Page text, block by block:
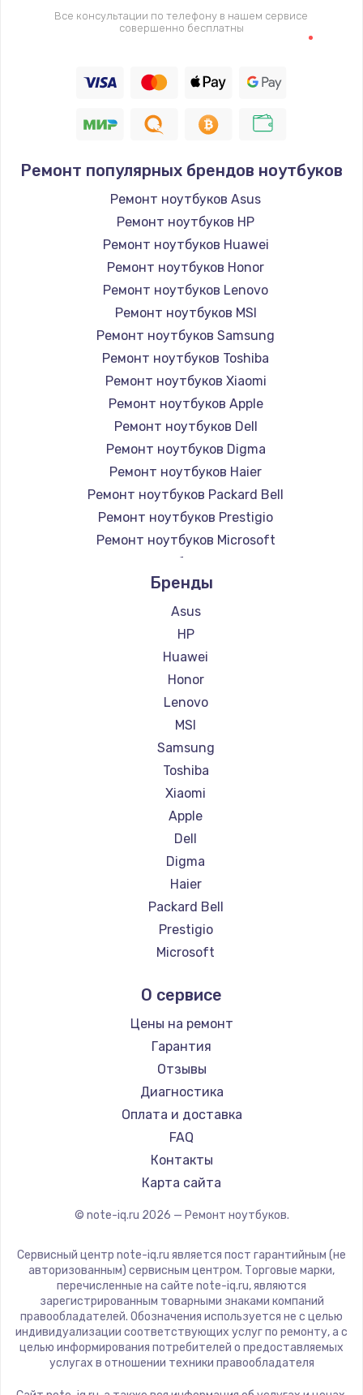
Все консультации по телефону в нашем сервисе
совершенно бесплатны
Ремонт популярных брендов ноутбуков
Ремонт ноутбуков Asus
Ремонт ноутбуков HP
Ремонт ноутбуков Huawei
Ремонт ноутбуков Honor
Ремонт ноутбуков Lenovo
Ремонт ноутбуков MSI
Ремонт ноутбуков Samsung
Ремонт ноутбуков Toshiba
Ремонт ноутбуков Xiaomi
Ремонт ноутбуков Apple
Ремонт ноутбуков Dell
Ремонт ноутбуков Digma
Ремонт ноутбуков Haier
Ремонт ноутбуков Packard Bell
Ремонт ноутбуков Prestigio
Ремонт ноутбуков Microsoft
Ремонт ноутбуков Alienware
Ремонт ноутбуков Aquarius
Ремонт ноутбуков Gigabyte
Ремонт ноутбуков Aorus
Ремонт ноутбуков Maibenben
Ремонт ноутбуков Getac
Ремонт ноутбуков Epson
Ремонт ноутбуков Philips
Ремонт ноутбуков LG
Ремонт ноутбуков Panasonic
Ремонт ноутбуков Irbis
Ремонт ноутбуков Thunderobot
Ремонт ноутбуков Hasee
Ремонт ноутбуков ZTE
Ремонт ноутбуков Hiper
Ремонт ноутбуков Evga
Ремонт ноутбуков Google
Ремонт ноутбуков Echips
Ремонт ноутбуков Predator
Ремонт ноутбуков iru
Ремонт ноутбуков Machenike
Ремонт ноутбуков DEXP
Ремонт ноутбуков Teclast
Ремонт ноутбуков CHUWI
Ремонт ноутбуков Colorful
Бренды
Asus
HP
Huawei
Honor
Lenovo
MSI
Samsung
Toshiba
Xiaomi
Apple
Dell
Digma
Haier
Packard Bell
Prestigio
Microsoft
Aquarius
Gigabyte
Aorus
Maibenben
Getac
Epson
Philips
LG
Panasonic
ZTE
Hiper
Evga
Google
Echips
О сервисе
Цены на ремонт
Гарантия
Отзывы
Диагностика
Оплата и доставка
FAQ
Контакты
Карта сайта
© note-iq.ru 2026 — Ремонт ноутбуков.
Сервисный центр note-iq.ru является пост гарантийным (не
авторизованным) сервисным центром. Торговые марки,
перечисленные на сайте note-iq.ru, являются
зарегистрированным товарными знаками компаний
правообладателей. Обозначения используется не с целью
индивидуализации соответствующих услуг по ремонту, а с
целью информирования потребителей о предоставляемых
услугах в отношении техники правообладателя